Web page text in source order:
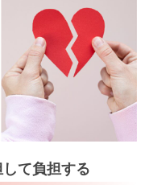
て負担する